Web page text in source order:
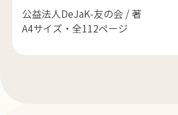
公益法人DeJaK-友の会 / 著
A4サイズ・全112ページ